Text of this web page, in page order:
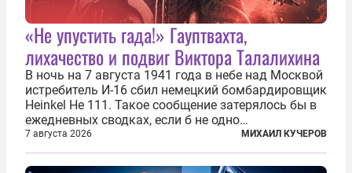
«Не упустить гада!» Гауптвахта,
лихачество и подвиг Виктора Талалихина
В ночь на 7 августа 1941 года в небе над Москвой
истребитель И-16 сбил немецкий бомбардировщик
Heinkel He 111. Такое сообщение затерялось бы в
ежедневных сводках, если б не одно
обстоятельство. Это был один из первых в
истории отечественной авиации ночных таранов.
У пилота — младшего лейтенанта...
7 августа 2026 МИХАИЛ КУЧЕРОВ